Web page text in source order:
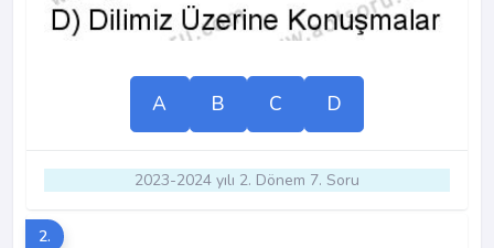
A B C D
2023-2024 yılı 2. Dönem 7. Soru
2.